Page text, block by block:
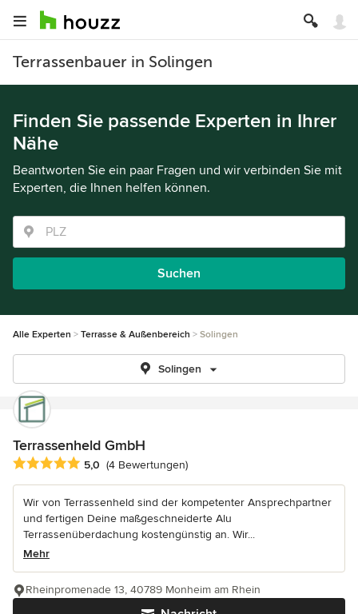
Terrassenbauer in Solingen
Finden Sie passende Experten in Ihrer
Nähe
Beantworten Sie ein paar Fragen und wir verbinden Sie mit
Experten, die Ihnen helfen können.
Suchen
Alle Experten Terrasse & Außenbereich Solingen
Solingen
Terrassenheld GmbH
Durchschnittliche Bewertung: 5 von 5 Sternen
5,0 (4 Bewertungen)
Wir von Terrassenheld sind der kompetenter Ansprechpartner
und fertigen Deine maßgeschneiderte Alu
Terrassenüberdachung kostengünstig an. Wir...
Mehr
Rheinpromenade 13, 40789 Monheim am Rhein